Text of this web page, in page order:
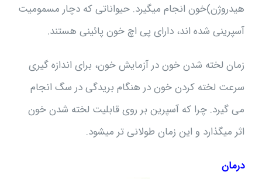
هیدروژن)خون انجام میگیرد. حیواناتی که دچار مسمومیت
آسپرینی شده اند، دارای پی اچ خون پائینی هستند.
زمان لخته شدن خون در آزمایش خون، برای اندازه گیری
سرعت لخته کردن خون در هنگام بریدگی در سگ انجام
می گیرد. چرا که آسپرین بر روی قابلیت لخته شدن خون
اثر میگذارد و این زمان طولانی تر میشود.
درمان